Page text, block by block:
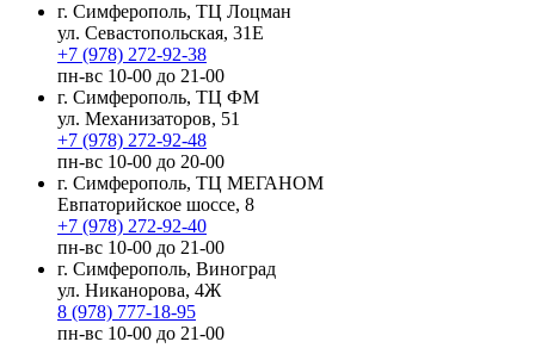
г. Симферополь, ТЦ Лоцман
ул. Севастопольская, 31Е
+7 (978) 272-92-38
пн-вс 10-00 до 21-00
г. Симферополь, ТЦ ФМ
ул. Механизаторов, 51
+7 (978) 272-92-48
пн-вс 10-00 до 20-00
г. Симферополь, ТЦ МЕГАНОМ
Евпаторийское шоссе, 8
+7 (978) 272-92-40
пн-вс 10-00 до 21-00
г. Симферополь, Виноград
ул. Никанорова, 4Ж
8 (978) 777-18-95
пн-вс 10-00 до 21-00